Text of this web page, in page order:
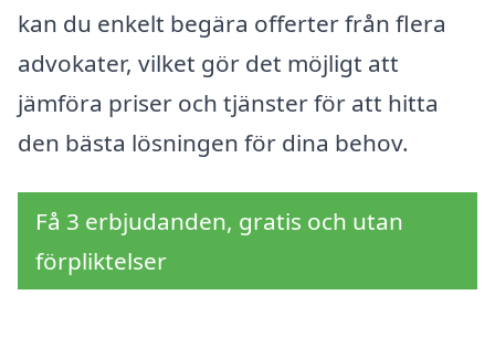
kan du enkelt begära offerter från flera
advokater, vilket gör det möjligt att
jämföra priser och tjänster för att hitta
den bästa lösningen för dina behov.
Få 3 erbjudanden, gratis och utan
förpliktelser